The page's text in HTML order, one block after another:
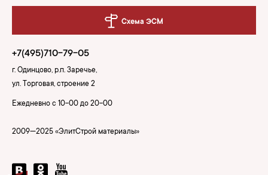
Схема ЭСМ
+7(495)710-79-05
г. Одинцово, р.п. Заречье,
ул. Торговая, строение 2
Ежедневно с 10-00 до 20-00
2009—2025 «ЭлитСтрой материалы»